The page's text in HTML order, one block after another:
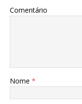
Comentário
Nome *